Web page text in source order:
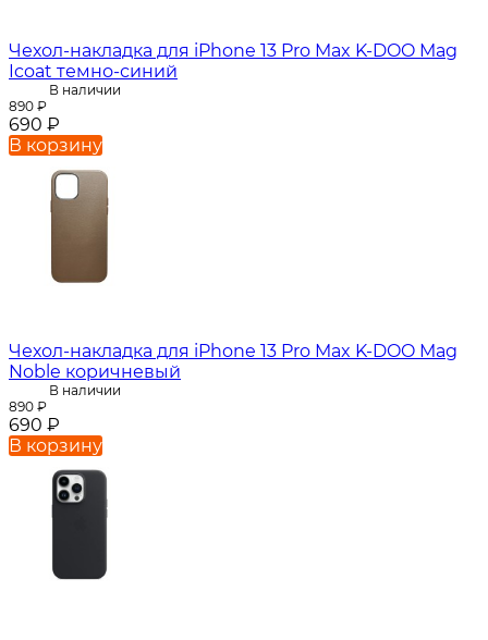
Чехол-накладка для iPhone 13 Pro Max K-DOO Mag
Icoat темно-синий
В наличии
890 ₽
690 ₽
В корзину
Чехол-накладка для iPhone 13 Pro Max K-DOO Mag
Noble коричневый
В наличии
890 ₽
690 ₽
В корзину